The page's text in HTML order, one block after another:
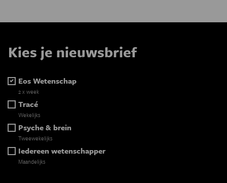
Kies je nieuwsbrief
Eos Wetenschap
2 x week
Tracé
Wekelijks
Psyche & brein
Tweewekelijks
Iedereen wetenschapper
Maandelijks